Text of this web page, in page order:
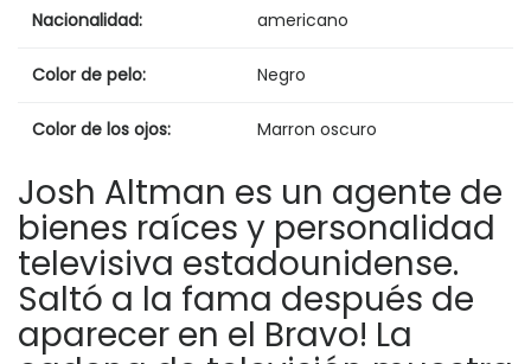
Nacionalidad: americano
Color de pelo: Negro
Color de los ojos: Marron oscuro
Josh Altman es un agente de
bienes raíces y personalidad
televisiva estadounidense.
Saltó a la fama después de
aparecer en el Bravo! La